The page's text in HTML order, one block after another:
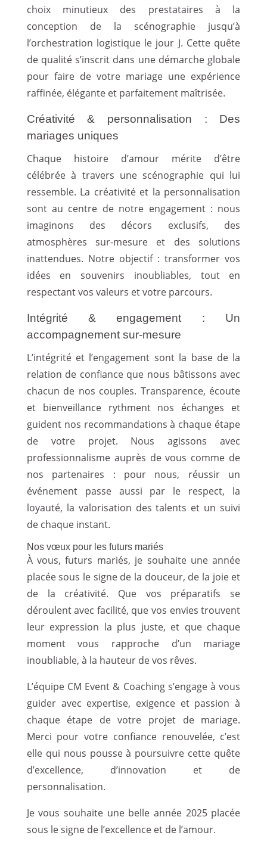
choix minutieux des prestataires à la
conception de la scénographie jusqu’à
l’orchestration logistique le jour J. Cette quête
de qualité s’inscrit dans une démarche globale
pour faire de votre mariage une expérience
raffinée, élégante et parfaitement maîtrisée.
Créativité & personnalisation : Des
mariages uniques
Chaque histoire d’amour mérite d’être
célébrée à travers une scénographie qui lui
ressemble. La créativité et la personnalisation
sont au centre de notre engagement : nous
imaginons des décors exclusifs, des
atmosphères sur-mesure et des solutions
inattendues. Notre objectif : transformer vos
idées en souvenirs inoubliables, tout en
respectant vos valeurs et votre parcours.
Intégrité & engagement : Un
accompagnement sur-mesure
L’intégrité et l’engagement sont la base de la
relation de confiance que nous bâtissons avec
chacun de nos couples. Transparence, écoute
et bienveillance rythment nos échanges et
guident nos recommandations à chaque étape
de votre projet. Nous agissons avec
professionnalisme auprès de vous comme de
nos partenaires : pour nous, réussir un
événement passe aussi par le respect, la
loyauté, la valorisation des talents et un suivi
de chaque instant.
Nos vœux pour les futurs mariés
À vous, futurs mariés, je souhaite une année
placée sous le signe de la douceur, de la joie et
de la créativité. Que vos préparatifs se
déroulent avec facilité, que vos envies trouvent
leur expression la plus juste, et que chaque
moment vous rapproche d’un mariage
inoubliable, à la hauteur de vos rêves.
L’équipe CM Event & Coachings’engage à vous
guider avec expertise, exigence et passion à
chaque étape de votre projet de mariage.
Merci pour votre confiance renouvelée, c’est
elle qui nous pousse à poursuivre cette quête
d’excellence, d’innovation et de
personnalisation.
Je vous souhaite une belle année 2025 placée
sous le signe de l’excellence et de l’amour.